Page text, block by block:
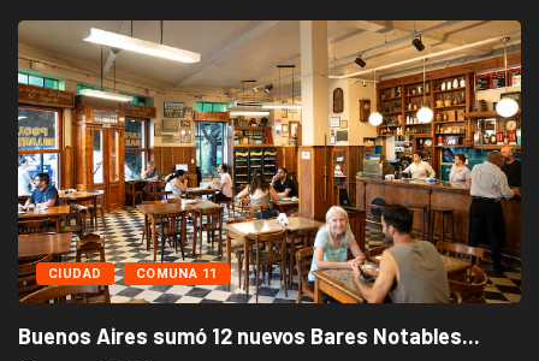
CIUDAD COMUNA 11
Buenos Aires sumó 12 nuevos Bares Notables...